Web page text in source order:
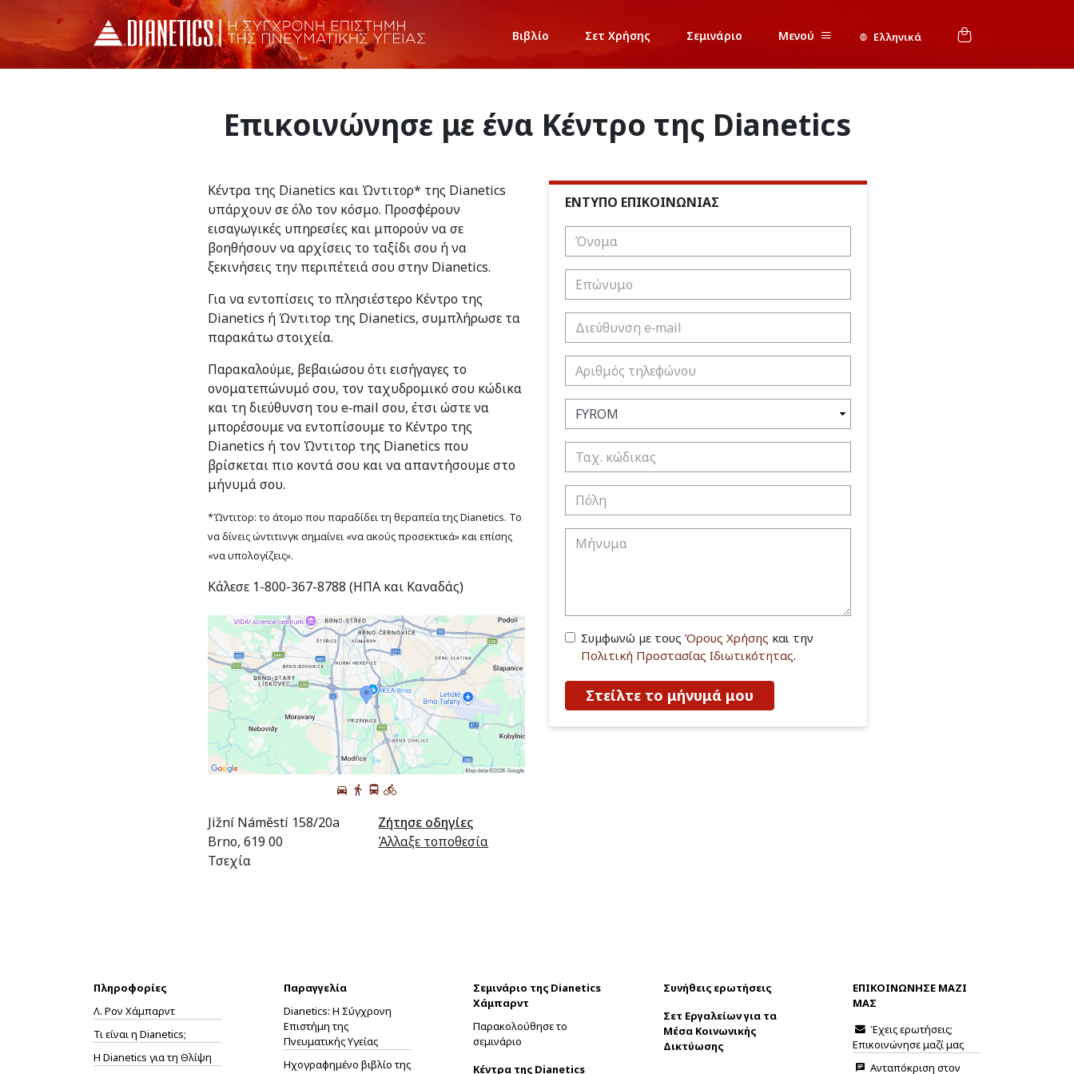
Βιβλίο Σετ Χρήσης Σεμινάριο Μενού Ελληνικά
Επικοινώνησε με ένα Κέντρο της Dianetics
Κέντρα της Dianetics και Ώντιτορ* της Dianetics
υπάρχουν σε όλο τον κόσμο. Προσφέρουν
εισαγωγικές υπηρεσίες και μπορούν να σε
βοηθήσουν να αρχίσεις το ταξίδι σου ή να
ξεκινήσεις την περιπέτειά σου στην Dianetics.
Για να εντοπίσεις το πλησιέστερο Κέντρο της
Dianetics ή Ώντιτορ της Dianetics, συμπλήρωσε τα
παρακάτω στοιχεία.
Παρακαλούμε, βεβαιώσου ότι εισήγαγες το
ονοματεπώνυμό σου, τον ταχυδρομικό σου κώδικα
και τη διεύθυνση του e‑mail σου, έτσι ώστε να
μπορέσουμε να εντοπίσουμε το Κέντρο της
Dianetics ή τον Ώντιτορ της Dianetics που
βρίσκεται πιο κοντά σου και να απαντήσουμε στο
μήνυμά σου.
*Ώντιτορ: το άτομο που παραδίδει τη θεραπεία της Dianetics. Το
να δίνεις ώντιτινγκ σημαίνει «να ακούς προσεκτικά» και επίσης
«να υπολογίζεις».
Κάλεσε 1-800-367-8788 (ΗΠΑ και Καναδάς)
Jižní Náměstí 158/20a
Brno, 619 00
Τσεχία
Ζήτησε οδηγίες
Άλλαξε τοποθεσία
ΕΝΤΥΠΟ ΕΠΙΚΟΙΝΩΝΙΑΣ
Συμφωνώ με τους Όρους Χρήσης και την
Πολιτική Προστασίας Ιδιωτικότητας.
Στείλτε το μήνυμά μου
Πληροφορίες
Λ. Ρον Χάμπαρντ
Τι είναι η Dianetics;
Η Dianetics για τη Θλίψη
Παραγγελία
Dianetics: Η Σύγχρονη
Επιστήμη της
Πνευματικής Υγείας
Ηχογραφημένο βιβλίο της
Σεμινάριο της Dianetics
Χάμπαρντ
Παρακολούθησε το
σεμινάριο
Κέντρα της Dianetics
Συνήθεις ερωτήσεις
Σετ Εργαλείων για τα
Μέσα Κοινωνικής
Δικτύωσης
ΕΠΙΚΟΙΝΩΝΗΣΕ ΜΑΖΙ
ΜΑΣ
Έχεις ερωτήσεις;
Επικοινώνησε μαζί μας
Ανταπόκριση στον